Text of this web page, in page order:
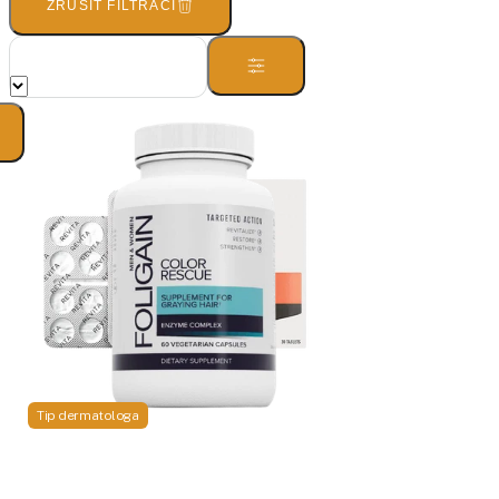
ZRUŠIT FILTRACI
Tip dermatologa